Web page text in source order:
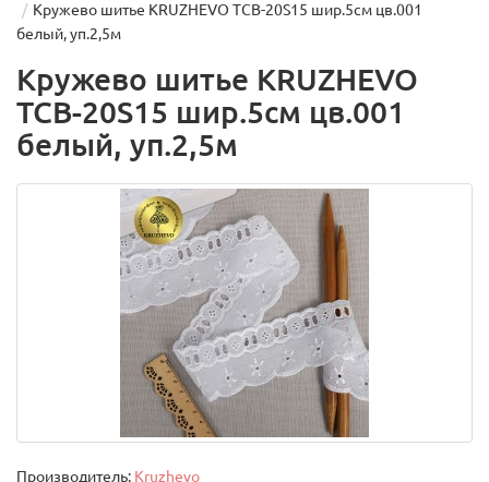
Кружево шитье KRUZHEVO ТСВ-20S15 шир.5см цв.001
белый, уп.2,5м
Кружево шитье KRUZHEVO
ТСВ-20S15 шир.5см цв.001
белый, уп.2,5м
Производитель: Kruzhevo